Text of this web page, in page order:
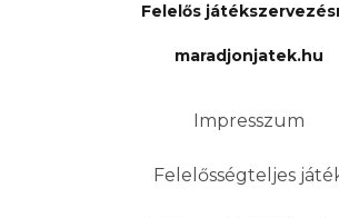
Felelős
maradjonjatek.hu
Impresszum
Felelősségteljes